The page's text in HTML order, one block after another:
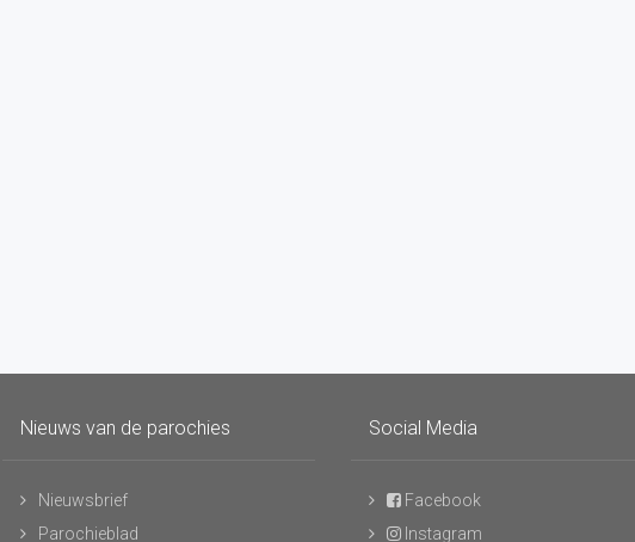
Nieuws van de parochies
Nieuwsbrief
Parochieblad
Social Media
Facebook
Instagram